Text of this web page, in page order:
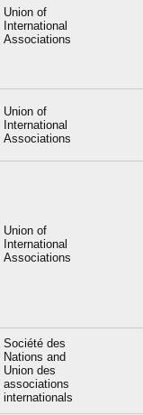
Union of
International
Associations
Union of
International
Associations
Union of
International
Associations
Société des
Nations and
Union des
associations
internationals